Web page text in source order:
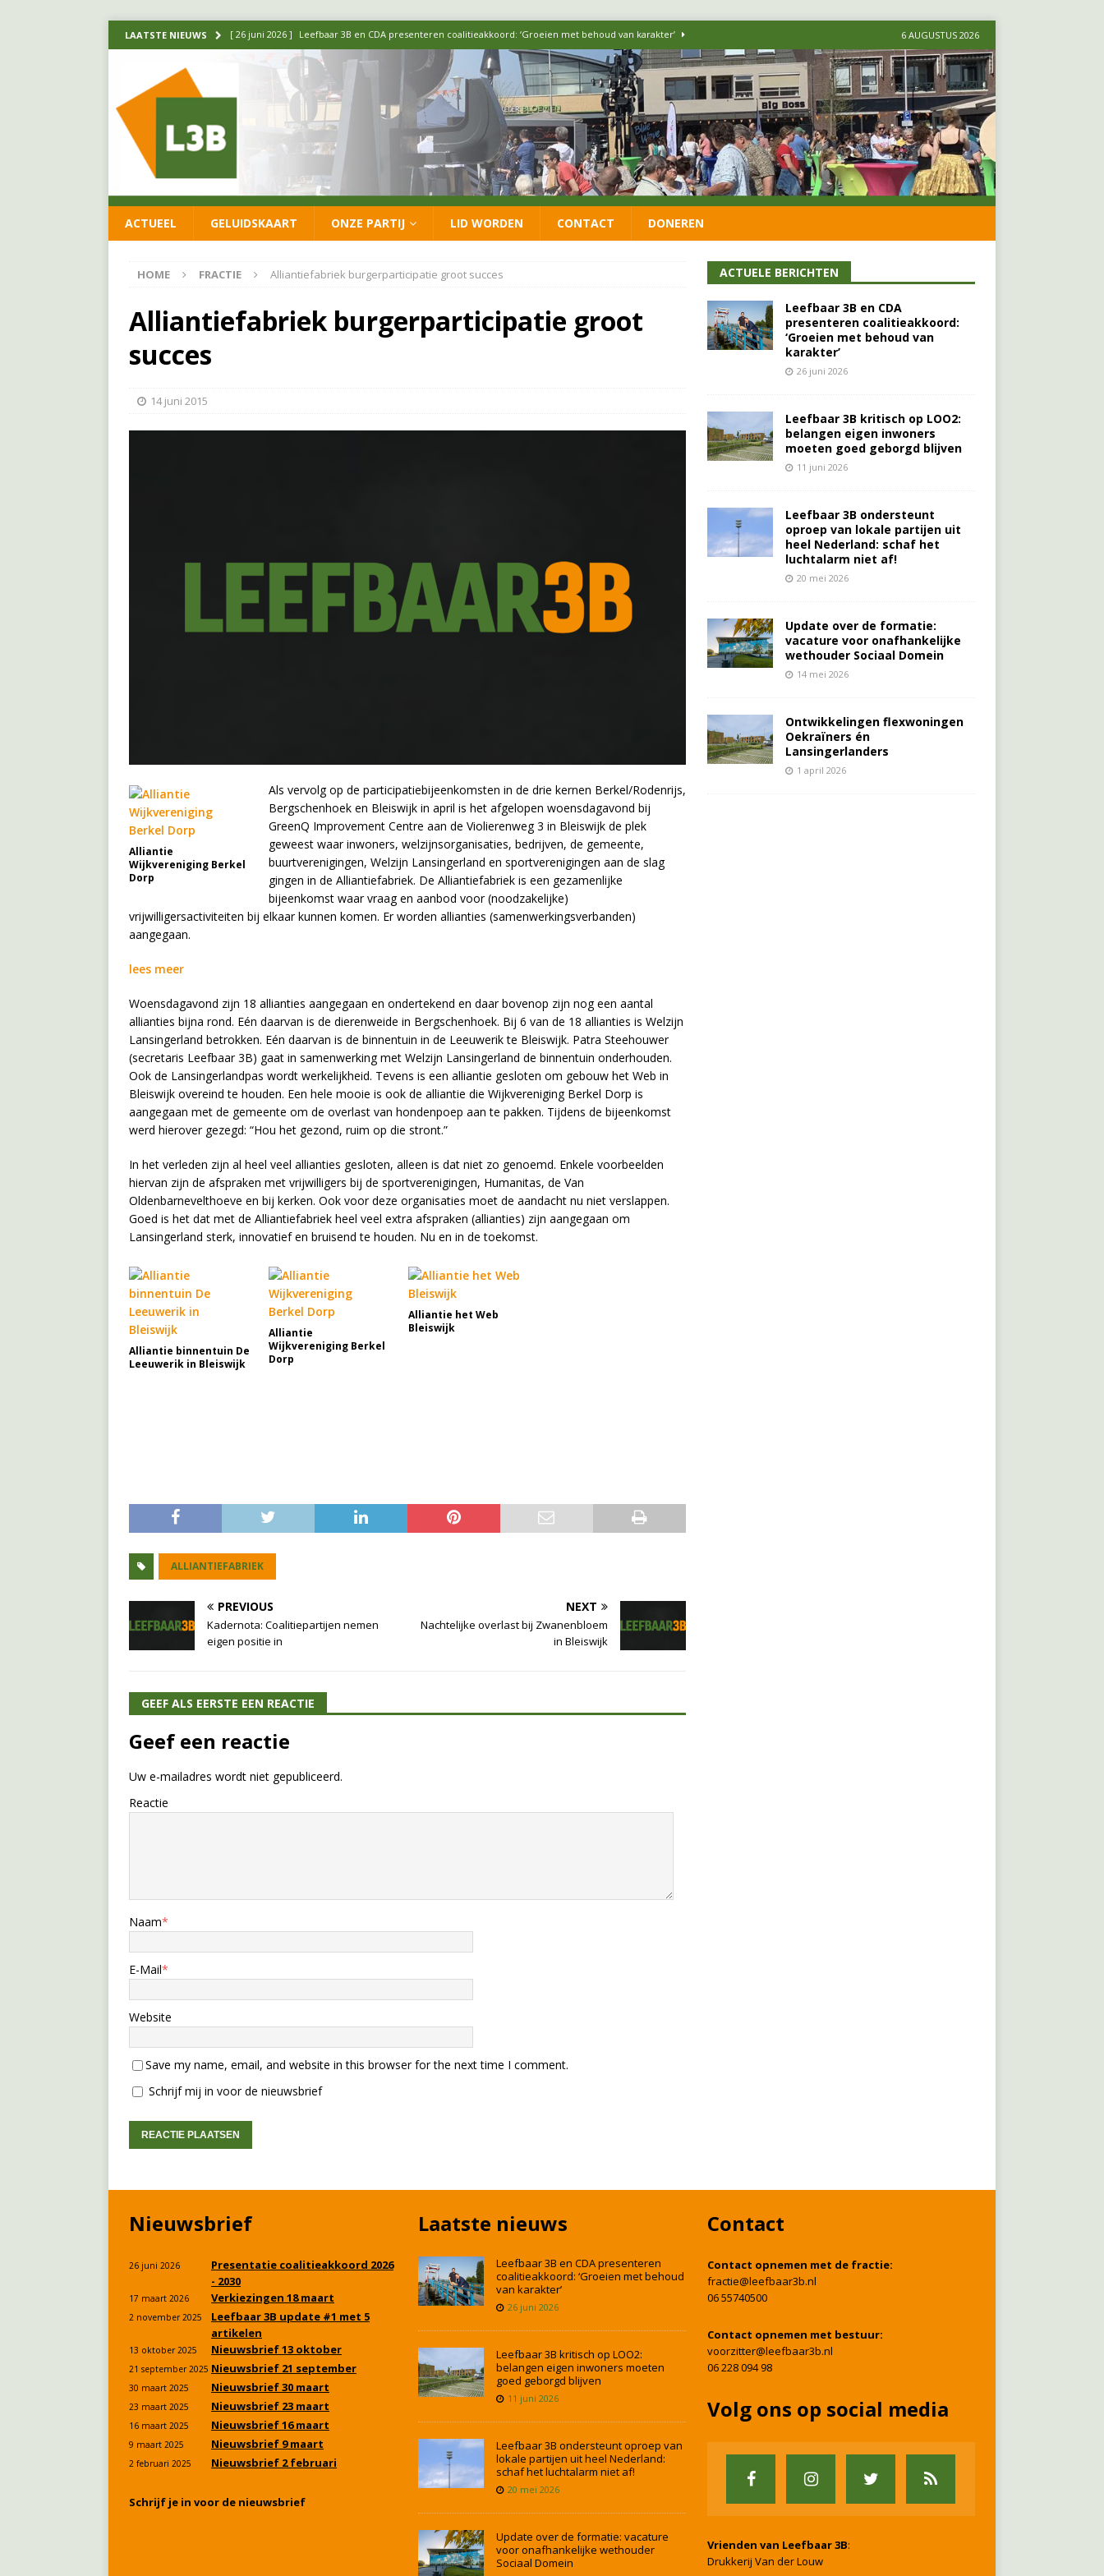
LAATSTE NIEUWS [ 26 juni 2026 ] Leefbaar 3B en CDA presenteren coalitieakkoord: ‘Groeien met behoud van karakter’
[ 11 juni 2026 ] Leefbaar 3B kritisch op LOO2: belangen eigen inwoners moeten goed geborgd blijven
[ 20 mei 2026 ] Leefbaar 3B ondersteunt oproep van lokale partijen uit heel Nederland: schaf het
luchtalarm niet af! FRACTIE
FRACTIE
6 AUGUSTUS 2026
ACTUEEL GELUIDSKAART ONZE PARTIJ LID WORDEN CONTACT DONEREN
HOME FRACTIE Alliantiefabriek burgerparticipatie groot succes
Alliantiefabriek burgerparticipatie groot
succes
14 juni 2015
Alliantie
Wijkvereniging Berkel
Dorp
Als vervolg op de participatiebijeenkomsten in de drie kernen Berkel/Rodenrijs,
Bergschenhoek en Bleiswijk in april is het afgelopen woensdagavond bij
GreenQ Improvement Centre aan de Violierenweg 3 in Bleiswijk de plek
geweest waar inwoners, welzijnsorganisaties, bedrijven, de gemeente,
buurtverenigingen, Welzijn Lansingerland en sportverenigingen aan de slag
gingen in de Alliantiefabriek. De Alliantiefabriek is een gezamenlijke
bijeenkomst waar vraag en aanbod voor (noodzakelijke)
vrijwilligersactiviteiten bij elkaar kunnen komen. Er worden allianties (samenwerkingsverbanden)
aangegaan.
lees meer
Woensdagavond zijn 18 allianties aangegaan en ondertekend en daar bovenop zijn nog een aantal
allianties bijna rond. Eén daarvan is de dierenweide in Bergschenhoek. Bij 6 van de 18 allianties is Welzijn
Lansingerland betrokken. Eén daarvan is de binnentuin in de Leeuwerik te Bleiswijk. Patra Steehouwer
(secretaris Leefbaar 3B) gaat in samenwerking met Welzijn Lansingerland de binnentuin onderhouden.
Ook de Lansingerlandpas wordt werkelijkheid. Tevens is een alliantie gesloten om gebouw het Web in
Bleiswijk overeind te houden. Een hele mooie is ook de alliantie die Wijkvereniging Berkel Dorp is
aangegaan met de gemeente om de overlast van hondenpoep aan te pakken. Tijdens de bijeenkomst
werd hierover gezegd: “Hou het gezond, ruim op die stront.”
In het verleden zijn al heel veel allianties gesloten, alleen is dat niet zo genoemd. Enkele voorbeelden
hiervan zijn de afspraken met vrijwilligers bij de sportverenigingen, Humanitas, de Van
Oldenbarnevelthoeve en bij kerken. Ook voor deze organisaties moet de aandacht nu niet verslappen.
Goed is het dat met de Alliantiefabriek heel veel extra afspraken (allianties) zijn aangegaan om
Lansingerland sterk, innovatief en bruisend te houden. Nu en in de toekomst.
Alliantie binnentuin De
Leeuwerik in Bleiswijk
Alliantie
Wijkvereniging Berkel
Dorp
Alliantie het Web
Bleiswijk
ALLIANTIEFABRIEK
PREVIOUS
Kadernota: Coalitiepartijen nemen
eigen positie in
NEXT
Nachtelijke overlast bij Zwanenbloem
in Bleiswijk
GEEF ALS EERSTE EEN REACTIE
Geef een reactie
Uw e-mailadres wordt niet gepubliceerd.
Reactie
Naam*
E-Mail*
Website
Save my name, email, and website in this browser for the next time I comment.
Schrijf mij in voor de nieuwsbrief
ACTUELE BERICHTEN
Leefbaar 3B en CDA
presenteren coalitieakkoord:
‘Groeien met behoud van
karakter’
26 juni 2026
Leefbaar 3B kritisch op LOO2:
belangen eigen inwoners
moeten goed geborgd blijven
11 juni 2026
Leefbaar 3B ondersteunt
oproep van lokale partijen uit
heel Nederland: schaf het
luchtalarm niet af!
20 mei 2026
Update over de formatie:
vacature voor onafhankelijke
wethouder Sociaal Domein
14 mei 2026
Ontwikkelingen flexwoningen
Oekraïners én
Lansingerlanders
1 april 2026
Nieuwsbrief
26 juni 2026
Presentatie coalitieakkoord 2026
- 2030
17 maart 2026 Verkiezingen 18 maart
2 november 2025
Leefbaar 3B update #1 met 5
artikelen
13 oktober 2025 Nieuwsbrief 13 oktober
21 september 2025 Nieuwsbrief 21 september
30 maart 2025 Nieuwsbrief 30 maart
23 maart 2025 Nieuwsbrief 23 maart
16 maart 2025 Nieuwsbrief 16 maart
9 maart 2025 Nieuwsbrief 9 maart
2 februari 2025 Nieuwsbrief 2 februari
Schrijf je in voor de nieuwsbrief
Laatste nieuws
Leefbaar 3B en CDA presenteren
coalitieakkoord: ‘Groeien met behoud
van karakter’
26 juni 2026
Leefbaar 3B kritisch op LOO2:
belangen eigen inwoners moeten
goed geborgd blijven
11 juni 2026
Leefbaar 3B ondersteunt oproep van
lokale partijen uit heel Nederland:
schaf het luchtalarm niet af!
20 mei 2026
Update over de formatie: vacature
voor onafhankelijke wethouder
Sociaal Domein
Contact
Contact opnemen met de fractie:
fractie@leefbaar3b.nl
06 55740500
Contact opnemen met bestuur:
voorzitter@leefbaar3b.nl
06 228 094 98
Volg ons op social media
Vrienden van Leefbaar 3B:
Drukkerij Van der Louw